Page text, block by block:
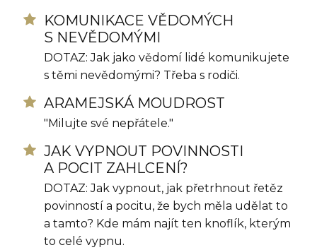
KOMUNIKACE VĚDOMÝCH
S NEVĚDOMÝMI
DOTAZ: Jak jako vědomí lidé komunikujete
s těmi nevědomými? Třeba s rodiči.
ARAMEJSKÁ MOUDROST
"Milujte své nepřátele."
JAK VYPNOUT POVINNOSTI
A POCIT ZAHLCENÍ?
DOTAZ: Jak vypnout, jak přetrhnout řetěz
povinností a pocitu, že bych měla udělat to
a tamto? Kde mám najít ten knoflík, kterým
to celé vypnu.